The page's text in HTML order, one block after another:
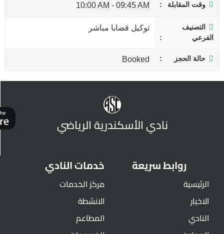
وقت المقابلة 09:45 AM
-
10:00 AM
التصنيف
الفرعي
توكيل قضابا مباشر
حالة الحجز Booked
نادي الأسكندرية الرياضي
روابط سريعة
الرئيسية
الاخبار
النادي
خدمات النادي
مركز الخدمات
الانشطة
المطاعم